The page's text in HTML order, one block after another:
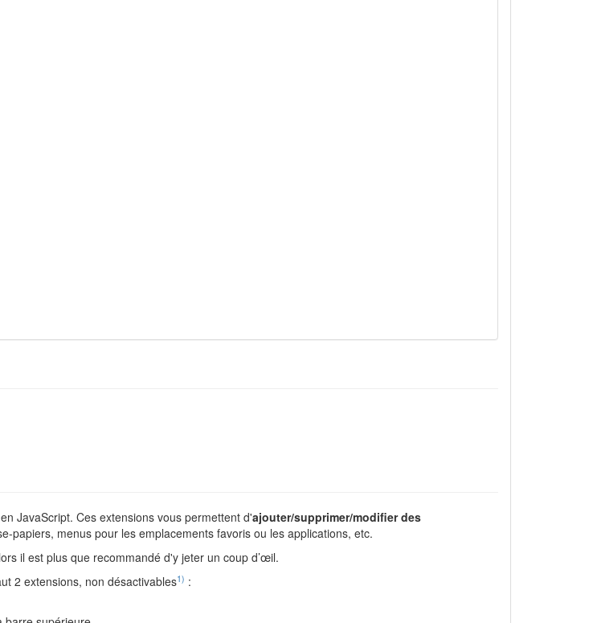
JavaScript. Ces extensions vous permettent d'ajouter/supprimer/modifier des
papiers, menus pour les emplacements favoris ou les applications, etc.
il est plus que recommandé d'y jeter un coup d’œil.
2 extensions, non désactivables1) :